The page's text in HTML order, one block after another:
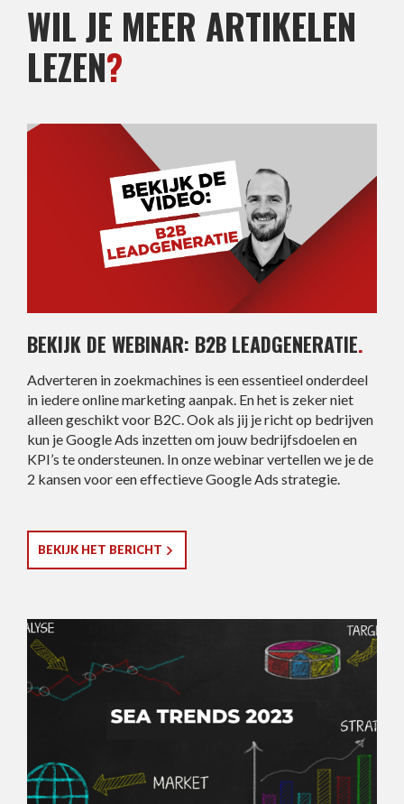
WIL JE MEER ARTIKELEN
LEZEN?
BEKIJK DE WEBINAR: B2B LEADGENERATIE.
Adverteren in zoekmachines is een essentieel onderdeel
in iedere online marketing aanpak. En het is zeker niet
alleen geschikt voor B2C. Ook als jij je richt op bedrijven
kun je Google Ads inzetten om jouw bedrijfsdoelen en
KPI’s te ondersteunen. In onze webinar vertellen we je de
2 kansen voor een effectieve Google Ads strategie.
BEKIJK HET BERICHT